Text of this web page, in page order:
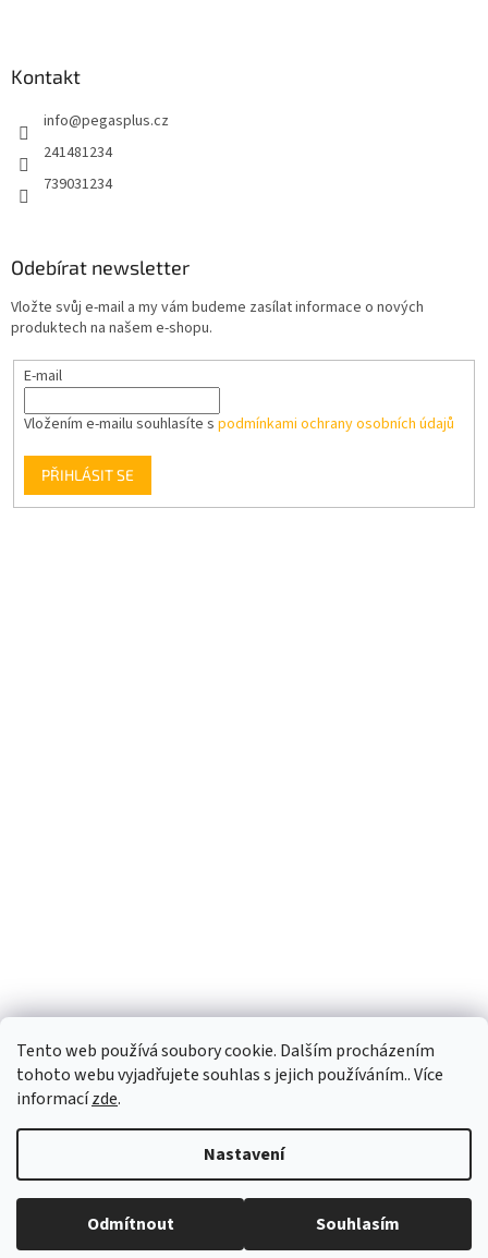
Tento web používá soubory cookie. Dalším procházením
tohoto webu vyjadřujete souhlas s jejich používáním.. Více
informacízde.
Nastavení
Odmítnout Souhlasím
Kontakt
info@pegasplus.cz
241481234
739031234
Odebírat newsletter
Vložte svůj e-mail a my vám budeme zasílat informace o nových
produktech na našem e-shopu.
E-mail
Vložením e-mailu souhlasíte s podmínkami ochrany osobních údajů
PŘIHLÁSIT SE
Copyright 2026PEGASPLUS. Všechna práva vyhrazena.Upravit